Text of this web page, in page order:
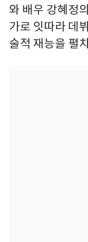
와 배우 강혜정
가로 잇따라 데
술적 재능을 펼